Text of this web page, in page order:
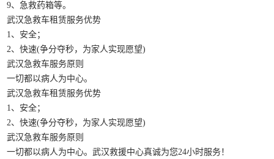
9、急救药箱等。
武汉急救车租赁服务优势
1、安全；
2、快速(争分夺秒，为家人实现愿望)
武汉急救车服务原则
一切都以病人为中心。
武汉急救车租赁服务优势
1、安全；
2、快速(争分夺秒，为家人实现愿望)
武汉急救车服务原则
一切都以病人为中心。武汉救援中心真诚为您24小时服务！